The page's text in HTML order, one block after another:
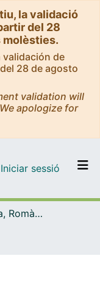
la validació
del 28
molèsties.
validación de
28 de agosto
validation will
apologize for
tot el DD
Iniciar sessió (current)
Filologia Clàssica, Romànica i Semítica